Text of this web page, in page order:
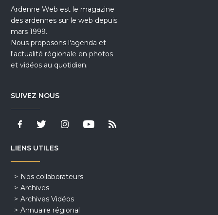
Ardenne Web est le magazine
des ardennes sur le web depuis
mars 1999.
Nous proposons l'agenda et
l'actualité régionale en photos
et vidéos au quotidien.
SUIVEZ NOUS
LIENS UTILES
Nos collaborateurs
Archives
Archives Vidéos
Annuaire régional